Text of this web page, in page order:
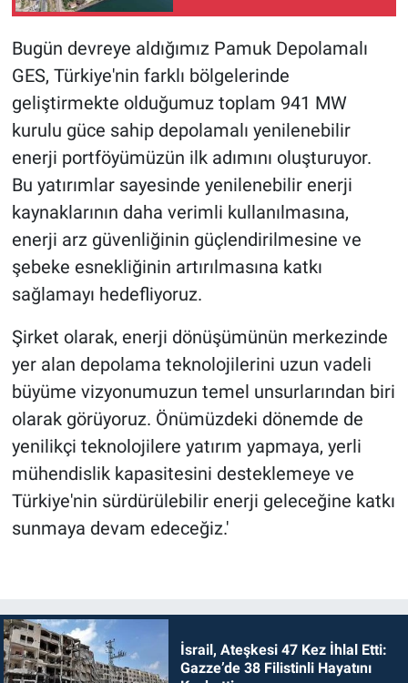
Bugün devreye aldığımız Pamuk Depolamalı
GES, Türkiye'nin farklı bölgelerinde
geliştirmekte olduğumuz toplam 941 MW
kurulu güce sahip depolamalı yenilenebilir
enerji portföyümüzün ilk adımını oluşturuyor.
Bu yatırımlar sayesinde yenilenebilir enerji
kaynaklarının daha verimli kullanılmasına,
enerji arz güvenliğinin güçlendirilmesine ve
şebeke esnekliğinin artırılmasına katkı
sağlamayı hedefliyoruz.
Şirket olarak, enerji dönüşümünün merkezinde
yer alan depolama teknolojilerini uzun vadeli
büyüme vizyonumuzun temel unsurlarından biri
olarak görüyoruz. Önümüzdeki dönemde de
yenilikçi teknolojilere yatırım yapmaya, yerli
mühendislik kapasitesini desteklemeye ve
Türkiye'nin sürdürülebilir enerji geleceğine katkı
sunmaya devam edeceğiz.'
İsrail, Ateşkesi 47 Kez İhlal Etti:
Gazze’de 38 Filistinli Hayatını